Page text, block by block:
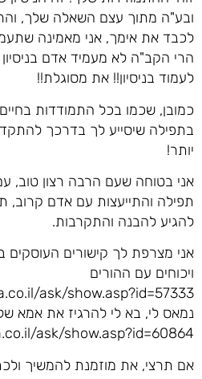
ובע"ה מתוך עצם השאלה שלך,
לכבד את אימך, אני מאמינה
הרי הקב"ה לא מעמיד אדם
לעמוד בניסיון!! את מסוגלת!!
כמובן, שכמו בכל התמודדות
בתפילה שיסייע לך בדרכך
יותר!
אני בטוחה שעם הרבה רצון
תפילה והתייעצות עם אדם קרוב,
להגיע להבנה והתקרבות.
אני מצרפת לך קישורים העוסקים
ויכוחים עם ההורים
ask/show.asp?id=57333
נמאס לי, בא לי להרגיז את אמא
ask/show.asp?id=60864
אם תרצי, את מוזמנת להמשיך